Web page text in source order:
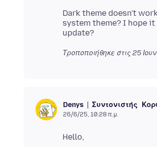
Dark theme doesn't
system theme? I hope
Τροποποιήθηκε στις 25
Denys Συντονιστής
26/6/25, 10:28 π.μ.